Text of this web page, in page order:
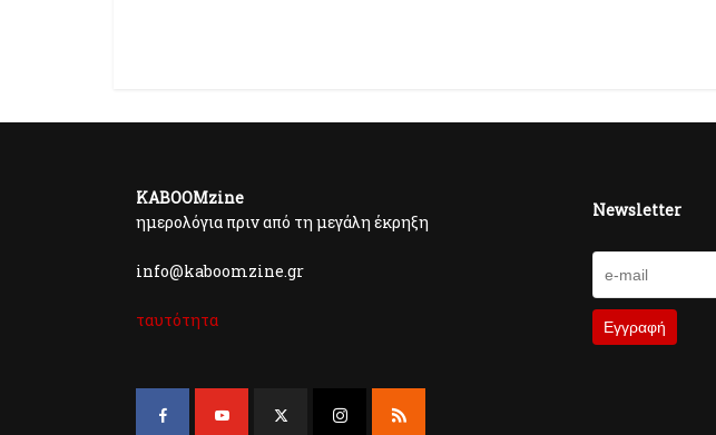
KABOOMzine
ημερολόγια πριν από τη μεγάλη έκρηξη
info@kaboomzine.gr
ταυτότητα
Newsletter